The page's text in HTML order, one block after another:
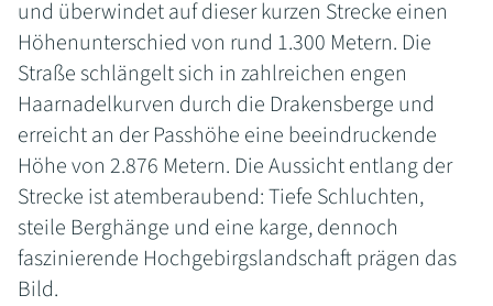
und überwindet auf dieser kurzen Strecke einen
Höhenunterschied von rund 1.300 Metern. Die
Straße schlängelt sich in zahlreichen engen
Haarnadelkurven durch die Drakensberge und
erreicht an der Passhöhe eine beeindruckende
Höhe von 2.876 Metern. Die Aussicht entlang der
Strecke ist atemberaubend: Tiefe Schluchten,
steile Berghänge und eine karge, dennoch
faszinierende Hochgebirgslandschaft prägen das
Bild.